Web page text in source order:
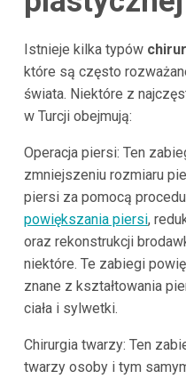
Istnieje kilka typów
które są często
świata. Niektóre z
w Turcji obejmują:
Operacja piersi: Ten
zmniejszeniu rozmiaru
piersi za pomocą
powiększania piersi,
oraz rekonstrukcji
niektóre. Te zabiegi
znane z kształtowania
ciała i sylwetki.
Chirurgia twarzy: Ten
twarzy osoby i tym